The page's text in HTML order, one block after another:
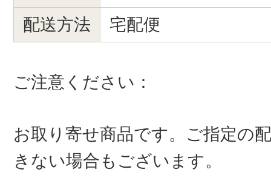
配送方法
宅配便
ご注意ください：
お取り寄せ商品です。ご指定の
きない場合もございます。